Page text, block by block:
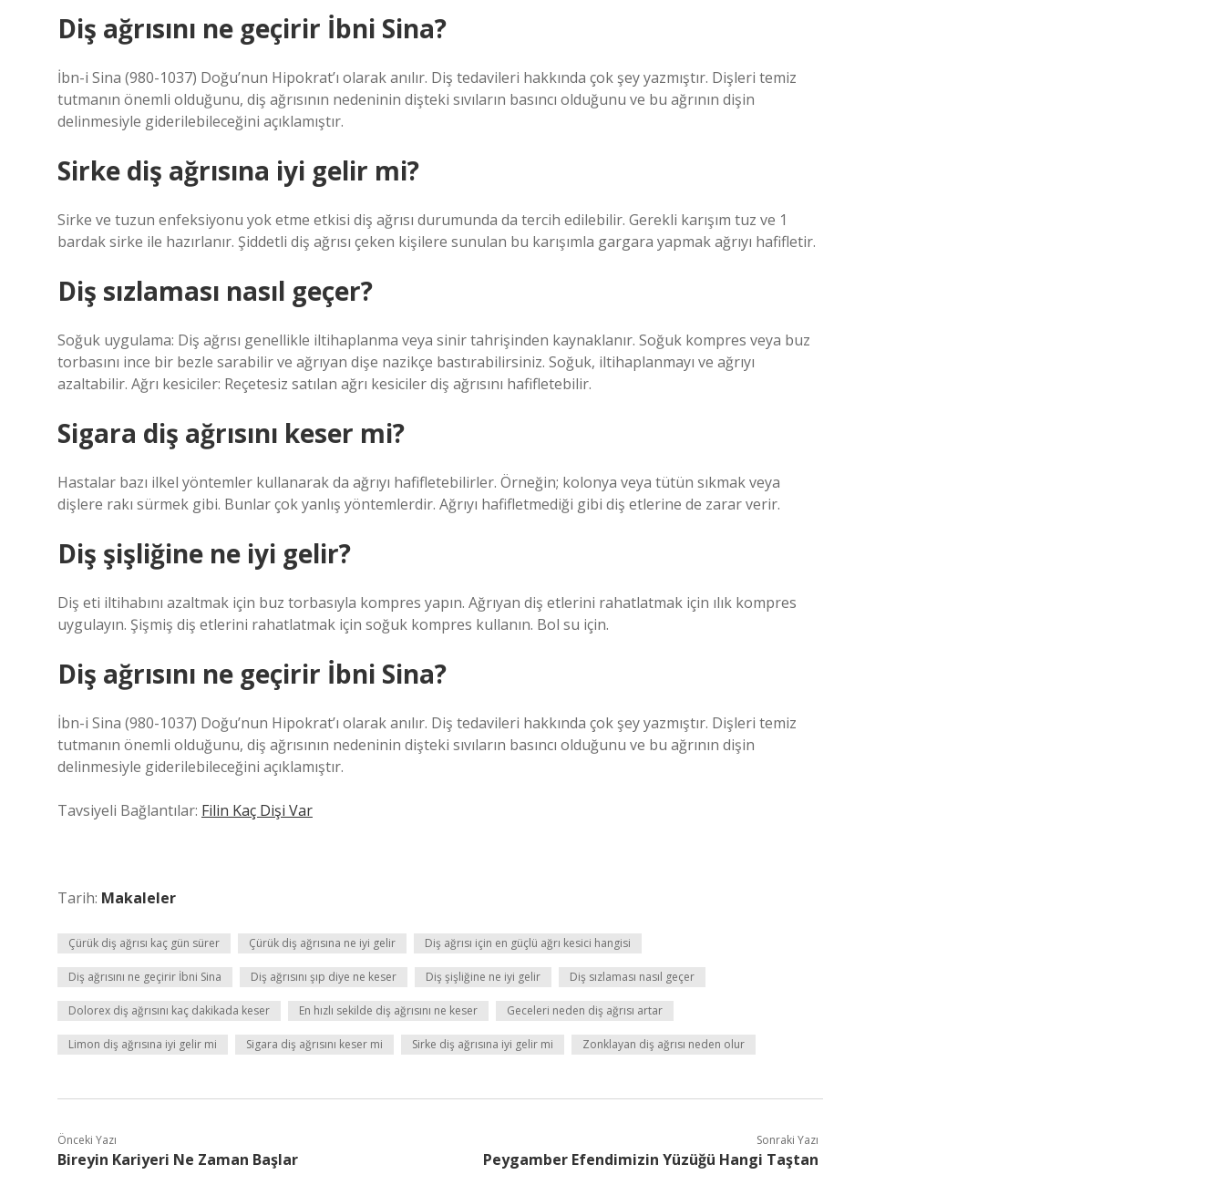
Diş ağrısını ne geçirir İbni Sina?
İbn-i Sina (980-1037) Doğu’nun Hipokrat’ı olarak anılır. Diş tedavileri hakkında çok şey yazmıştır. Dişleri temiz
tutmanın önemli olduğunu, diş ağrısının nedeninin dişteki sıvıların basıncı olduğunu ve bu ağrının dişin
delinmesiyle giderilebileceğini açıklamıştır.
Sirke diş ağrısına iyi gelir mi?
Sirke ve tuzun enfeksiyonu yok etme etkisi diş ağrısı durumunda da tercih edilebilir. Gerekli karışım tuz ve 1
bardak sirke ile hazırlanır. Şiddetli diş ağrısı çeken kişilere sunulan bu karışımla gargara yapmak ağrıyı hafifletir.
Diş sızlaması nasıl geçer?
Soğuk uygulama: Diş ağrısı genellikle iltihaplanma veya sinir tahrişinden kaynaklanır. Soğuk kompres veya buz
torbasını ince bir bezle sarabilir ve ağrıyan dişe nazikçe bastırabilirsiniz. Soğuk, iltihaplanmayı ve ağrıyı
azaltabilir. Ağrı kesiciler: Reçetesiz satılan ağrı kesiciler diş ağrısını hafifletebilir.
Sigara diş ağrısını keser mi?
Hastalar bazı ilkel yöntemler kullanarak da ağrıyı hafifletebilirler. Örneğin; kolonya veya tütün sıkmak veya
dişlere rakı sürmek gibi. Bunlar çok yanlış yöntemlerdir. Ağrıyı hafifletmediği gibi diş etlerine de zarar verir.
Diş şişliğine ne iyi gelir?
Diş eti iltihabını azaltmak için buz torbasıyla kompres yapın. Ağrıyan diş etlerini rahatlatmak için ılık kompres
uygulayın. Şişmiş diş etlerini rahatlatmak için soğuk kompres kullanın. Bol su için.
Diş ağrısını ne geçirir İbni Sina?
İbn-i Sina (980-1037) Doğu’nun Hipokrat’ı olarak anılır. Diş tedavileri hakkında çok şey yazmıştır. Dişleri temiz
tutmanın önemli olduğunu, diş ağrısının nedeninin dişteki sıvıların basıncı olduğunu ve bu ağrının dişin
delinmesiyle giderilebileceğini açıklamıştır.
Tavsiyeli Bağlantılar: Filin Kaç Dişi Var
Tarih: Makaleler
Çürük diş ağrısı kaç gün sürer Çürük diş ağrısına ne iyi gelir Diş ağrısı için en güçlü ağrı kesici hangisi
Diş ağrısını ne geçirir İbni Sina Diş ağrısını şıp diye ne keser Diş şişliğine ne iyi gelir Diş sızlaması nasıl geçer
Dolorex diş ağrısını kaç dakikada keser En hızlı sekilde diş ağrısını ne keser Geceleri neden diş ağrısı artar
Limon diş ağrısına iyi gelir mi Sigara diş ağrısını keser mi Sirke diş ağrısına iyi gelir mi Zonklayan diş ağrısı neden olur
Önceki Yazı
Bireyin Kariyeri Ne Zaman Başlar
Sonraki Yazı
Peygamber Efendimizin Yüzüğü Hangi Taştan